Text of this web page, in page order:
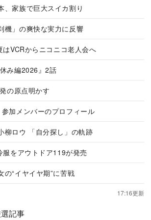
、家族で巨大スイカ割り
機」の爽快な実力に反響
はVCRからニコニコ老人会へ
み編2026』2話
の原点明かす
参加メンバーのプロフィール
柳ロウ 「自分探し」の軌跡
服をアウトドア119が発売
の“イヤイヤ期”に苦戦
17:16更新
記事